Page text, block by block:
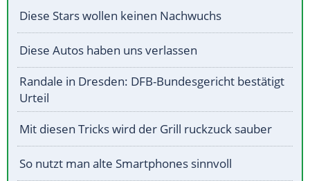
Diese Stars wollen keinen Nachwuchs
Diese Autos haben uns verlassen
Randale in Dresden: DFB-Bundesgericht bestätigt
Urteil
Mit diesen Tricks wird der Grill ruckzuck sauber
So nutzt man alte Smartphones sinnvoll